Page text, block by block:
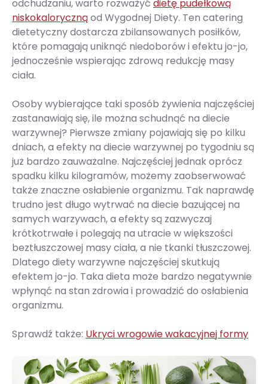
odchudzaniu, warto rozważyć dietę pudełkową
niskokalorycznąod Wygodnej Diety. Ten catering
dietetyczny dostarcza zbilansowanych posiłków,
które pomagają uniknąć niedoborów i efektu jo-jo,
jednocześnie wspierając zdrową redukcję masy
ciała.
Osoby wybierające taki sposób żywienia najczęściej
zastanawiają się, ile można schudnąć na diecie
warzywnej? Pierwsze zmiany pojawiają się po kilku
dniach, a efekty na diecie warzywnej po tygodniu są
już bardzo zauważalne. Najczęściej jednak oprócz
spadku kilku kilogramów, możemy zaobserwować
także znaczne osłabienie organizmu. Tak naprawdę
trudno jest długo wytrwać na diecie bazującej na
samych warzywach, a efekty są zazwyczaj
krótkotrwałe i polegają na utracie w większości
beztłuszczowej masy ciała, a nie tkanki tłuszczowej.
Dlatego diety warzywne najczęściej skutkują
efektem jo-jo. Taka dieta może bardzo negatywnie
wpłynąć na stan zdrowia i prowadzić do osłabienia
organizmu.
Sprawdź także: Ukryci wrogowie wakacyjnej formy